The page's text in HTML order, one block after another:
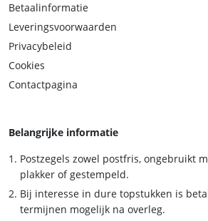
Betaalinformatie
Leveringsvoorwaarden
Privacybeleid
Cookies
Contactpagina
Belangrijke informatie
Postzegels zowel postfris, ongebruikt
plakker of gestempeld.
Bij interesse in dure topstukken is
termijnen mogelijk na overleg.